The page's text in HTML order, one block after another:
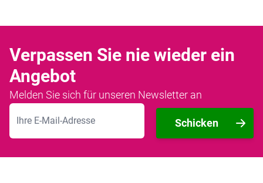
Verpassen Sie nie wieder ein
Angebot
Melden Sie sich für unseren Newsletter an
E-Mailadresse
Schicken